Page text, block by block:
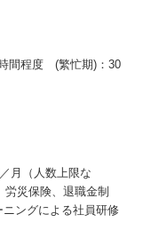
間程度 (繁忙期)：30
月（人数上限な
災保険、退職金制
ングによる社員研修